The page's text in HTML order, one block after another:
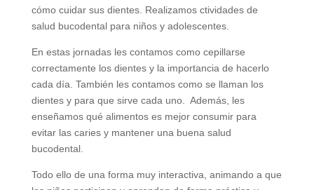
cómo cuidar sus dientes. Realizamos ctividades de
salud bucodental para niños y adolescentes.
En estas jornadas les contamos como cepillarse
correctamente los dientes y la importancia de hacerlo
cada día. También les contamos como se llaman los
dientes y para que sirve cada uno. Además, les
enseñamos qué alimentos es mejor consumir para
evitar las caries y mantener una buena salud
bucodental.
Todo ello de una forma muy interactiva, animando a que